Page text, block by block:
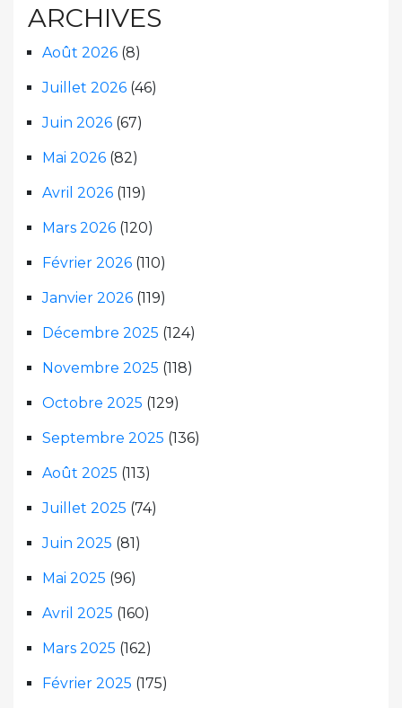
ARCHIVES
Août 2026 (8)
Juillet 2026 (46)
Juin 2026 (67)
Mai 2026 (82)
Avril 2026 (119)
Mars 2026 (120)
Février 2026 (110)
Janvier 2026 (119)
Décembre 2025 (124)
Novembre 2025 (118)
Octobre 2025 (129)
Septembre 2025 (136)
Août 2025 (113)
Juillet 2025 (74)
Juin 2025 (81)
Mai 2025 (96)
Avril 2025 (160)
Mars 2025 (162)
Février 2025 (175)